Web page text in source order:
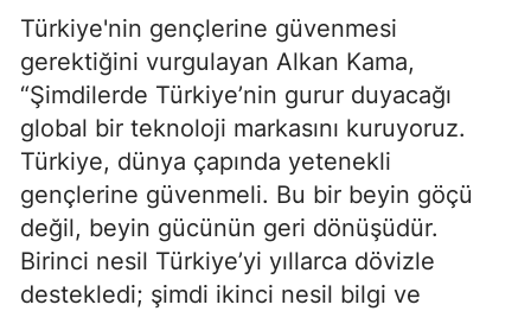
Türkiye'nin gençlerine güvenmesi
gerektiğini vurgulayan Alkan Kama,
“Şimdilerde Türkiye’nin gurur duyacağı
global bir teknoloji markasını kuruyoruz.
Türkiye, dünya çapında yetenekli
gençlerine güvenmeli. Bu bir beyin göçü
değil, beyin gücünün geri dönüşüdür.
Birinci nesil Türkiye’yi yıllarca dövizle
destekledi; şimdi ikinci nesil bilgi ve